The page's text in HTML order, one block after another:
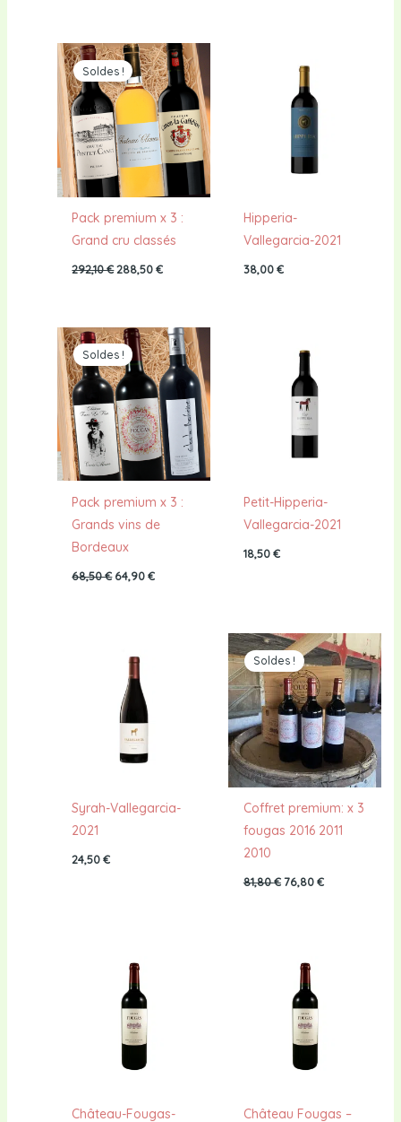
Soldes !
Pack premium x 3 :
Grand cru classés
292,10€
Le
prix
initial
était :
292,10 €.
288,50€
Le
prix
actuel
est :
288,50 €.
Hipperia-
Vallegarcia-2021
38,00€
Soldes !
Pack premium x 3 :
Grands vins de
Bordeaux
68,50€
Le
prix
initial
était :
68,50 €.
64,90€
Le
prix
actuel
est :
64,90 €.
Petit-Hipperia-
Vallegarcia-2021
18,50€
Syrah-Vallegarcia-
2021
24,50€
Soldes !
Coffret premium: x 3
fougas 2016 2011
2010
81,80€
Le
prix
initial
était :
81,80 €.
76,80€
Le
prix
actuel
est :
76,80 €.
Château-Fougas- Château Fougas –